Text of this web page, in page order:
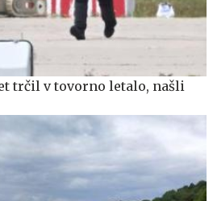
trčil v tovorno letalo, našli